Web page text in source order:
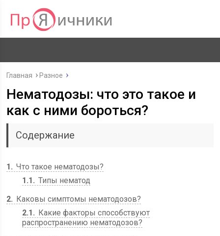
Главная Разное
Нематодозы: что это такое и
как с ними бороться?
Содержание
1
Что такое нематодозы?
1.1
Типы нематод
2
Каковы симптомы нематодозов?
2.1
Какие факторы способствуют
распространению нематодозов?